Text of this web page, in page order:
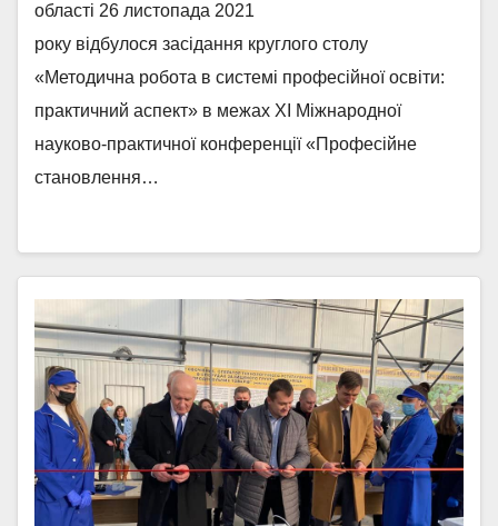
області 26 листопада 2021
року відбулося засідання круглого столу
«Методична робота в системі професійної освіти:
практичний аспект» в межах ХІ Міжнародної
науково-практичної конференції «Професійне
становлення…